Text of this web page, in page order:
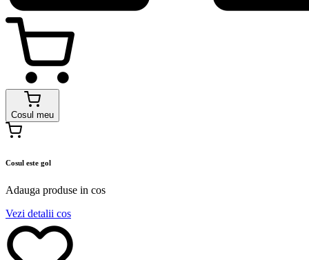
Cosul meu
Cosul este gol
Adauga produse in cos
Vezi detalii cos